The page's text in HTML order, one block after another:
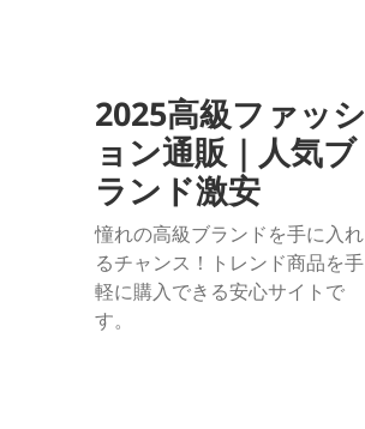
2025高級ファッシ
ョン通販｜人気ブ
ランド激安
憧れの高級ブランドを手に入れ
るチャンス！トレンド商品を手
軽に購入できる安心サイトで
す。